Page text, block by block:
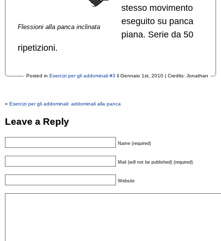
Flessioni alla panca inclinata
stesso movimento
eseguito su panca
piana. Serie da 50
ripetizioni.
Posted in Esercizi per gli addominali #3 il Gennaio 1st, 2010 | Credits: Jonathan
« Esercizi per gli addominali: addominali alla panca
Leave a Reply
Name (required)
Mail (will not be published) (required)
Website